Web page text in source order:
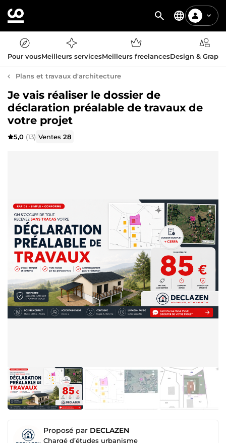
Pour vousMeilleurs servicesMeilleurs freelancesDesign &
Plans et travaux d'architecture
Je vais réaliser le dossier de
déclaration préalable de travaux de
votre projet
5,0 (13) Ventes28
Proposé par DECLAZEN
Chargé d’études urbanisme